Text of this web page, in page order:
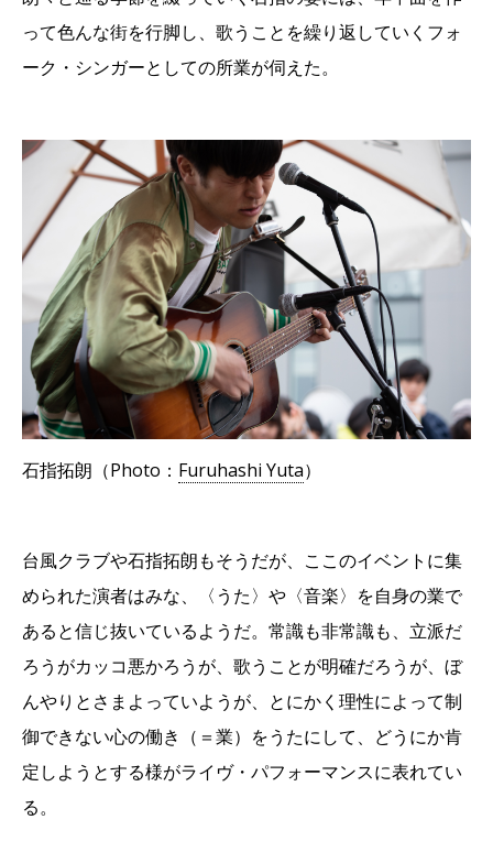
って色んな街を行脚し、歌うことを繰り返していくフォ
ーク・シンガーとしての所業が伺えた。
石指拓朗（Photo： Furuhashi Yuta）
台風クラブや石指拓朗もそうだが、ここのイベントに集
められた演者はみな、〈うた〉や〈音楽〉を自身の業で
あると信じ抜いているようだ。常識も非常識も、立派だ
ろうがカッコ悪かろうが、歌うことが明確だろうが、ぼ
んやりとさまよっていようが、とにかく理性によって制
御できない心の働き（＝業）をうたにして、どうにか肯
定しようとする様がライヴ・パフォーマンスに表れてい
る。